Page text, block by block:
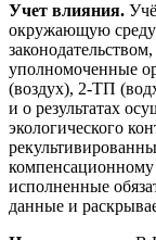
Учет влияния.
окружающую среду
уполномоченные
(воздух), 2-ТП
и о результатах
экологического
компенсационному
исполненные
данные и